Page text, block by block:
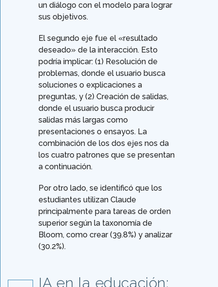
un diálogo con el modelo para lograr
sus objetivos.
El segundo eje fue el «resultado
deseado» de la interacción. Esto
podría implicar: (1) Resolución de
problemas, donde el usuario busca
soluciones o explicaciones a
preguntas, y (2) Creación de salidas,
donde el usuario busca producir
salidas más largas como
presentaciones o ensayos. La
combinación de los dos ejes nos da
los cuatro patrones que se presentan
a continuación.
Por otro lado, se identificó que los
estudiantes utilizan Claude
principalmente para tareas de orden
superior según la taxonomía de
Bloom, como crear (39.8%) y analizar
(30.2%).
IA en la educación: